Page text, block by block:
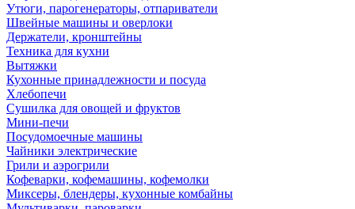
Утюги, парогенераторы, отпариватели
Швейные машины и оверлоки
Держатели, кронштейны
Техника для кухни
Вытяжки
Кухонные принадлежности и посуда
Хлебопечи
Сушилка для овощей и фруктов
Мини-печи
Посудомоечные машины
Чайники электрические
Грили и аэрогрили
Кофеварки, кофемашины, кофемолки
Миксеры, блендеры, кухонные комбайны